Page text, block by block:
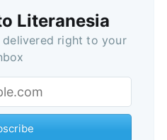
Literanesia
right to your